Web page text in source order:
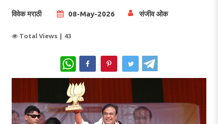
विवेक मराठी 08-May-2026 संजीव ओक
Total Views | 43
WhatsApp